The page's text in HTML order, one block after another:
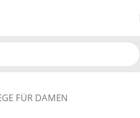
FÜR DAMEN